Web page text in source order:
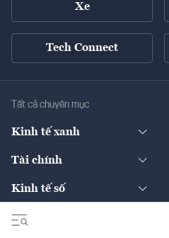
Xe
Tech Connect
Tất cả chuyên mục
Kinh tế xanh
Thương hiệu xanh
Diễn đàn
Tài chính
Ngân hàng
Thị trường vốn
Thuế
Kinh tế số
Bất động sản